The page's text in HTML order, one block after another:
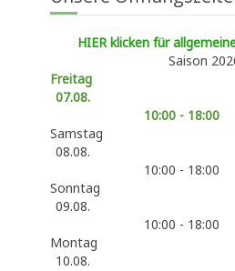
HIER klicken für
Saison
Freitag
07.08.
10:00 - 18:00
Samstag
08.08.
10:00 - 18:00
Sonntag
09.08.
10:00 - 18:00
Montag
10.08.